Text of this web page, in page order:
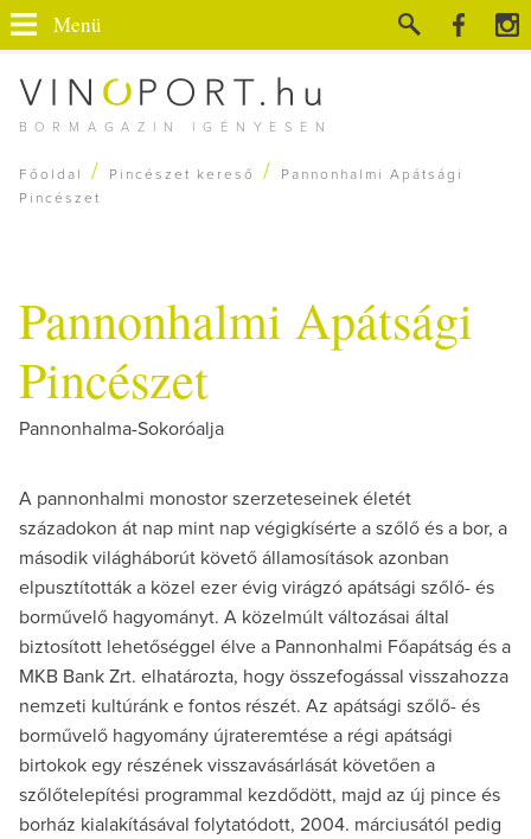
BORMAGAZIN IGÉNYESEN
Menü
Főoldal / Pincészet kereső /
Pannonhalmi Apátsági
Pincészet
Pannonhalmi Apátsági
Pincészet
Pannonhalma-Sokoróalja
A pannonhalmi monostor szerzeteseinek életét
századokon át nap mint nap végigkísérte a szőlő és a bor, a
második világháborút követő államosítások azonban
elpusztították a közel ezer évig virágzó apátsági szőlő- és
borművelő hagyományt. A közelmúlt változásai által
biztosított lehetőséggel élve a Pannonhalmi Főapátság és a
MKB Bank Zrt. elhatározta, hogy összefogással visszahozza
nemzeti kultúránk e fontos részét. Az apátsági szőlő- és
borművelő hagyomány újrateremtése a régi apátsági
birtokok egy részének visszavásárlását követően a
szőlőtelepítési programmal kezdődött, majd az új pince és
borház kialakításával folytatódott, 2004. márciusától pedig